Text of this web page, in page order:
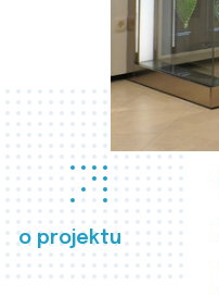
o projektu